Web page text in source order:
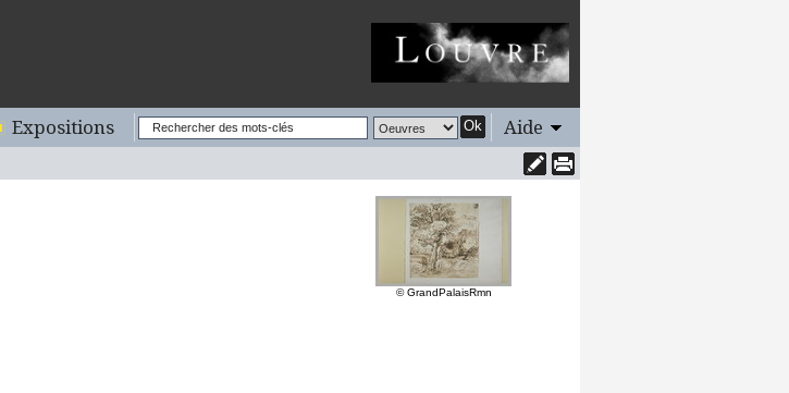
Expositions Ok Aide
© GrandPalaisRmn